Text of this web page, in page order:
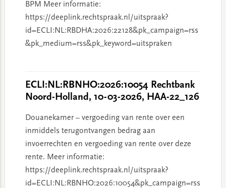
BPM Meer informatie:
https://deeplink.rechtspraak.nl/uitspraak?
id=ECLI:NL:RBDHA:2026:22128&pk_campaign=rss
&pk_medium=rss&pk_keyword=uitspraken
ECLI:NL:RBNHO:2026:10054 Rechtbank
Noord-Holland, 10-03-2026, HAA-22_126
Douanekamer – vergoeding van rente over een
inmiddels terugontvangen bedrag aan
invoerrechten en vergoeding van rente over deze
rente. Meer informatie:
https://deeplink.rechtspraak.nl/uitspraak?
id=ECLI:NL:RBNHO:2026:10054&pk_campaign=rss